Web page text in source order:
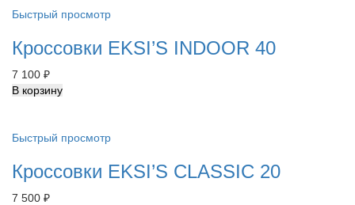
Быстрый просмотр
Кроссовки EKSI’S INDOOR 40
7 100 ₽
В корзину
Быстрый просмотр
Кроссовки EKSI’S CLASSIC 20
7 500 ₽